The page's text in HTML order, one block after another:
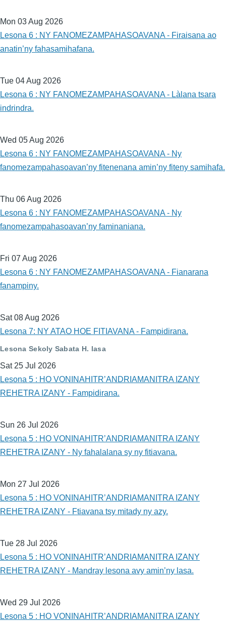
Mon 03 Aug 2026
Lesona 6 : NY FANOMEZAMPAHASOAVANA - Firaisana ao
anatin’ny fahasamihafana.
Tue 04 Aug 2026
Lesona 6 : NY FANOMEZAMPAHASOAVANA - Làlana tsara
indrindra.
Wed 05 Aug 2026
Lesona 6 : NY FANOMEZAMPAHASOAVANA - Ny
fanomezampahasoavan’ny fitenenana amin’ny fiteny samihafa.
Thu 06 Aug 2026
Lesona 6 : NY FANOMEZAMPAHASOAVANA - Ny
fanomezampahasoavan’ny faminaniana.
Fri 07 Aug 2026
Lesona 6 : NY FANOMEZAMPAHASOAVANA - Fianarana
fanampiny.
Sat 08 Aug 2026
Lesona 7: NY ATAO HOE FITIAVANA - Fampidirana.
Lesona Sekoly Sabata H. lasa
Sat 25 Jul 2026
Lesona 5 : HO VONINAHITR’ANDRIAMANITRA IZANY
REHETRA IZANY - Fampidirana.
Sun 26 Jul 2026
Lesona 5 : HO VONINAHITR’ANDRIAMANITRA IZANY
REHETRA IZANY - Ny fahalalana sy ny fitiavana.
Mon 27 Jul 2026
Lesona 5 : HO VONINAHITR’ANDRIAMANITRA IZANY
REHETRA IZANY - Ftiavana tsy mitady ny azy.
Tue 28 Jul 2026
Lesona 5 : HO VONINAHITR’ANDRIAMANITRA IZANY
REHETRA IZANY - Mandray lesona avy amin’ny lasa.
Wed 29 Jul 2026
Lesona 5 : HO VONINAHITR’ANDRIAMANITRA IZANY